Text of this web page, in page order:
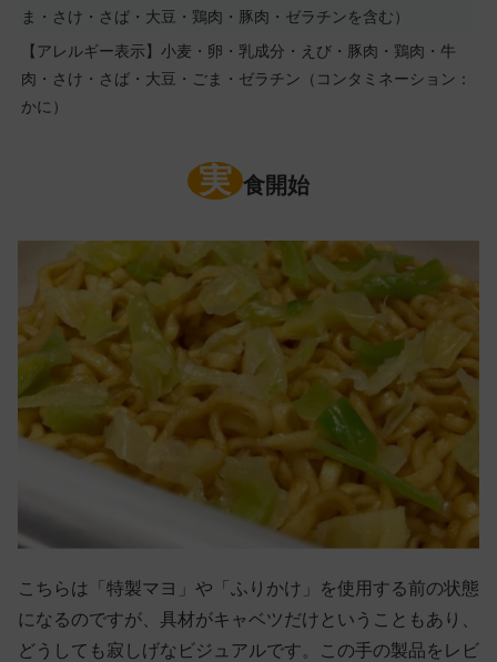
ま・さけ・さば・大豆・鶏肉・豚肉・ゼラチンを含む）
【アレルギー表示】小麦・卵・乳成分・えび・豚肉・鶏肉・牛
肉・さけ・さば・大豆・ごま・ゼラチン（コンタミネーション：
かに）
実 食開始
こちらは「特製マヨ」や「ふりかけ」を使用する前の状態
になるのですが、具材がキャベツだけということもあり、
どうしても寂しげなビジュアルです。この手の製品をレビ